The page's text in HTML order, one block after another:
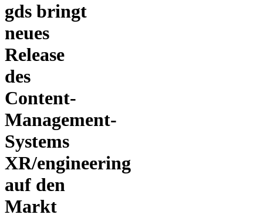
gds bringt
neues
Release
des
Content-
Management-
Systems
XR/engineering
auf den
Markt